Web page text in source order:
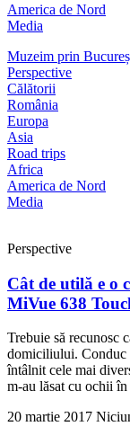
America de Nord
Media
Muzeim prin
Perspective
Călătorii
România
Europa
Asia
Road trips
Africa
America de Nord
Media
Perspective
Cât de utilă e o
MiVue 638
Trebuie să recunosc
domiciliului. Conduc
întâlnit cele mai
m-au lăsat cu ochii în
20 martie 2017